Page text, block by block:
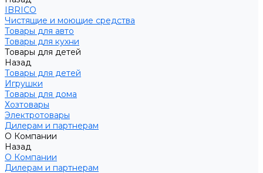
IBRICO
Чистящие и моющие средства
Товары для авто
Товары для кухни
Товары для детей
Назад
Товары для детей
Игрушки
Товары для дома
Хозтовары
Электротовары
Дилерам и партнерам
О Компании
Назад
О Компании
Дилерам и партнерам